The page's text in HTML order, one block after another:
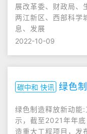
展改革委、财政局、
两江新区、西部科学
息、发展
2022-10-09
碳中和 快讯 绿色
绿色制造释放新动能
示，截至2021年年
造重大工程项目，发